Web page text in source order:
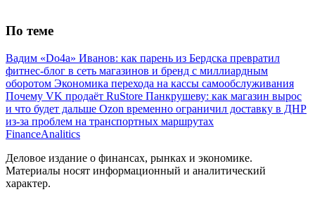
По теме
Вадим «Do4a» Иванов: как парень из Бердска превратил
фитнес-блог в сеть магазинов и бренд с миллиардным
оборотом Экономика перехода на кассы самообслуживания
Почему VK продаёт RuStore Панкрушеву: как магазин вырос
и что будет дальше Ozon временно ограничил доставку в ДНР
из-за проблем на транспортных маршрутах
FinanceAnalitics
Деловое издание о финансах, рынках и экономике.
Материалы носят информационный и аналитический
характер.